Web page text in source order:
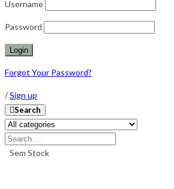
Username
Password
Forgot Your Password?
/Sign up
Search
Sem Stock